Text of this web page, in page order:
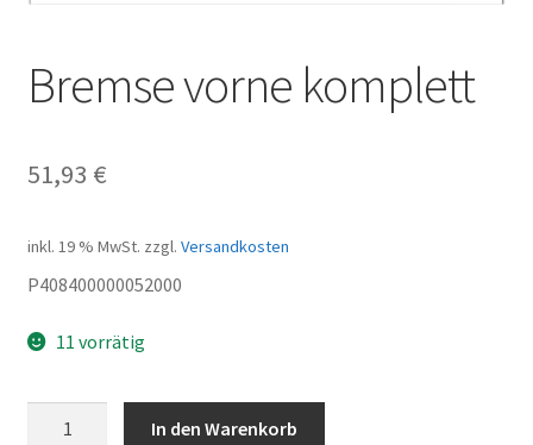
Bremse vorne komplett
51,93 €
inkl. 19 % MwSt. zzgl. Versandkosten
P408400000052000
11 vorrätig
In den Warenkorb